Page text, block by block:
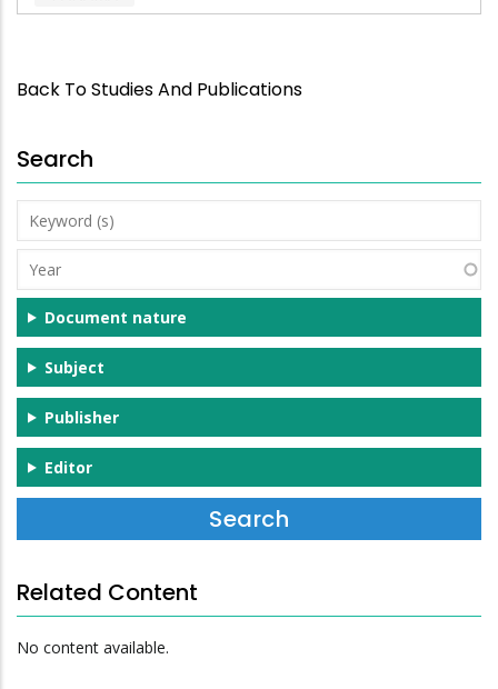
Back To Studies And Publications
Search
Keyword
(s)
Year
Document nature
Subject
Publisher
Editor
Related Content
No content available.